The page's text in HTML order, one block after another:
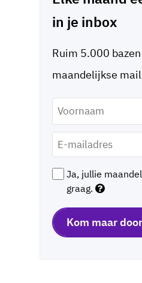
in je inbox
Ruim 5.000
maandelijkse
Voornaam *
mailadres *
Ja, jullie
graag.